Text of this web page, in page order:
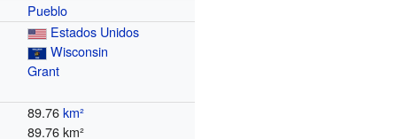
Pueblo
Estados Unidos
Wisconsin
Grant
89.76km²
89.76 km²